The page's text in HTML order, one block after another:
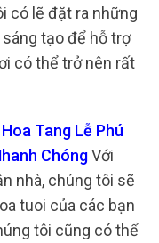
có lẽ đặt ra những
tạo để hỗ trợ
có thể trở nên rất
Tang Lễ Phú
ChóngVới
nhà, chúng tôi sẽ
tuoi của các bạn
tôi cũng có thể